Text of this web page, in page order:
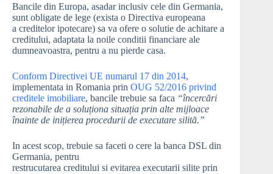
Bancile din Europa, asadar inclusiv cele din Germania,
sunt obligate de lege (exista o Directiva europeana
a creditelor ipotecare) sa va ofere o solutie de achitare a
creditului, adaptata la noile conditii financiare ale
dumneavoastra, pentru a nu pierde casa.
Conform Directivei UE numarul 17 din 2014,
implementata in Romania prin OUG 52/2016 privind
creditele imobiliare, bancile trebuie sa faca “încercări
rezonabile de a soluționa situația prin alte mijloace
înainte de inițierea procedurii de executare silită.”
In acest scop, trebuie sa faceti o cere la banca DSL din
Germania, pentru
restrucutarea creditului si evitarea executarii silite prin